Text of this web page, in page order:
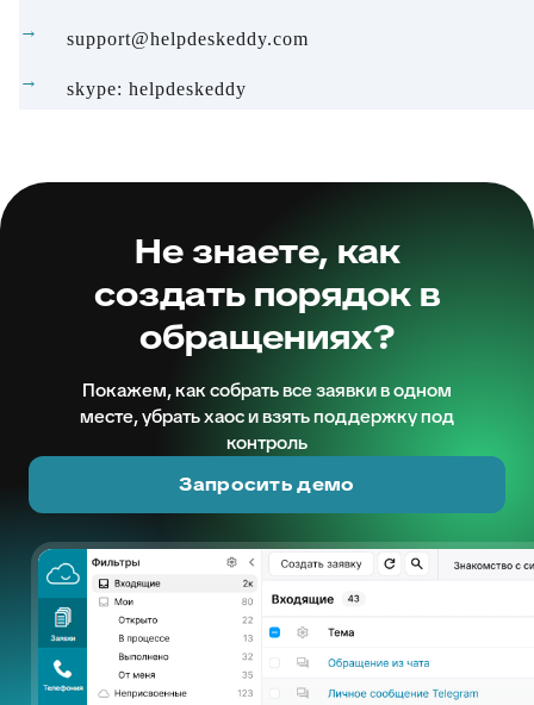
support@helpdeskeddy.com
skype: helpdeskeddy
Не знаете, как
создать порядок в
обращениях?
Покажем, как собрать все заявки в одном
месте, убрать хаос и взять поддержку под
контроль
Запросить демо